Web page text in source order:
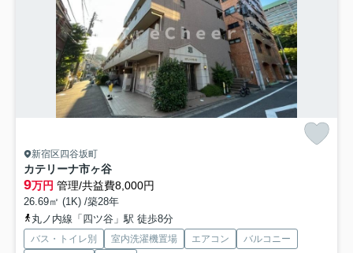
新宿区四谷坂町
カテリーナ市ヶ谷
9万円 管理/共益費8,000円
26.69㎡ (1K) /築28年
丸ノ内線「四ツ谷」駅 徒歩8分
バス・トイレ別 室内洗濯機置場 エアコン
バルコニー